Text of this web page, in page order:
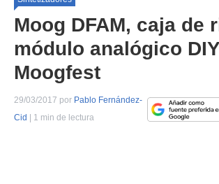
Moog DFAM, caja de
módulo analógico
Moogfest
29/03/2017 por Pablo Fernández-
Cid
| 1 min de lectura